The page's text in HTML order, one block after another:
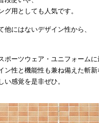
用としても人気です。
にはないデザイン性から、
ポーツウェア・ユニフォーム
ン性と機能性も兼ね備えた斬
感覚を是非ぜひ。